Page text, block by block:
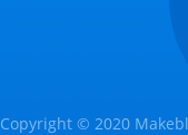
Copyright © 2020